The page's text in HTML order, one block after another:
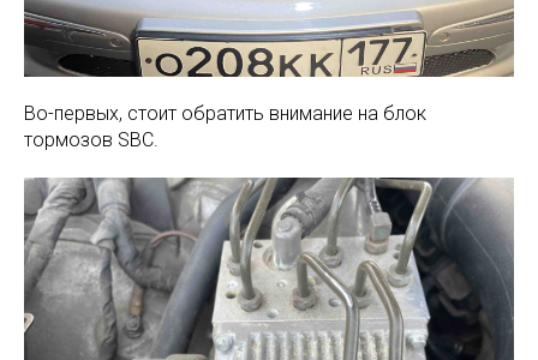
Во-первых, стоит обратить внимание на блок
тормозов SBC.